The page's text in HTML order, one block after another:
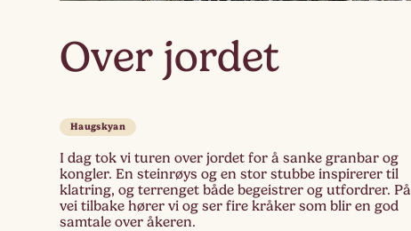
Over jordet
Haugskyan
I dag tok vi turen over jordet for å sanke granbar og
kongler. En steinrøys og en stor stubbe inspirerer til
klatring, og terrenget både begeistrer og utfordrer. På
vei tilbake hører vi og ser fire kråker som blir en god
samtale over åkeren.